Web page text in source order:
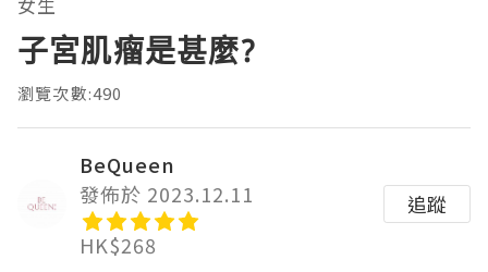
子宮肌瘤是甚麼?
瀏覽次數:490
BeQueen
發佈於 2023.12.11
HK$268
追蹤